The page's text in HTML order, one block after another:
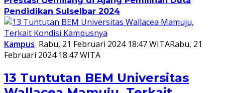
Pendidikan Sulselbar 2024
Kampus Rabu, 21 Februari 2024 18:47 WITARabu, 21
Februari 2024 18:47 WITA
13 Tuntutan BEM Universitas